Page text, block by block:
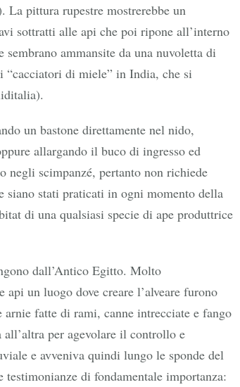
La pittura rupestre mostrerebbe un
sottratti alle api che poi ripone all’interno
ammansite da una nuvoletta di
“cacciatori di miele” in India, che si
un bastone direttamente nel nido,
allargando il buco di ingresso ed
negli scimpanzé, pertanto non richiede
siano stati praticati in ogni momento della
di una qualsiasi specie di ape produttrice
dall’Antico Egitto. Molto
un luogo dove creare l’alveare furono
fatte di rami, canne intrecciate e fango
per agevolare il controllo e
e avveniva quindi lungo le sponde del
di fondamentale importanza: